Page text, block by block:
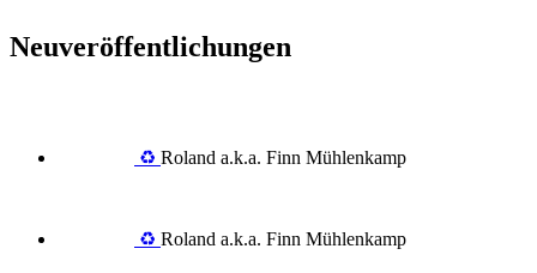
Neuveröffentlichungen
♻️ Roland a.k.a. Finn Mühlenkamp
♻️ Roland a.k.a. Finn Mühlenkamp